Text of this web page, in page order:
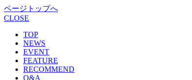
ページトップへ
CLOSE
TOP
NEWS
EVENT
FEATURE
RECOMMEND
Q&A